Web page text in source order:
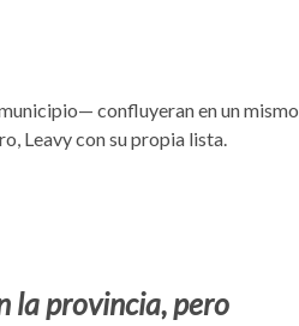
confluyeran en un mismo
Leavy con su propia lista.
la provincia, pero